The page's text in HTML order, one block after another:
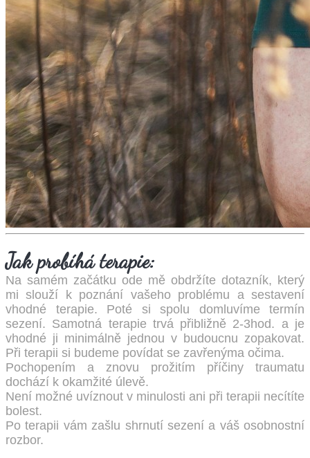
Jak probíhá terapie:
Na samém začátku ode mě obdržíte dotazník, který
mi slouží k poznání vašeho problému a sestavení
vhodné terapie. Poté si spolu domluvíme termín
sezení. Samotná terapie trvá přibližně 2-3hod. a je
vhodné ji minimálně jednou v budoucnu zopakovat.
Při terapii si budeme povídat se zavřenýma očima.
Pochopením a znovu prožitím příčiny traumatu
dochází k okamžité úlevě.
Není možné uvíznout v minulosti ani při terapii necítíte
bolest.
Po terapii vám zašlu shrnutí sezení a váš osobnostní
rozbor.